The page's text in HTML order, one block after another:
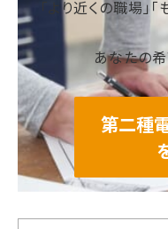
「より近くの職場」
あなたの
第二種